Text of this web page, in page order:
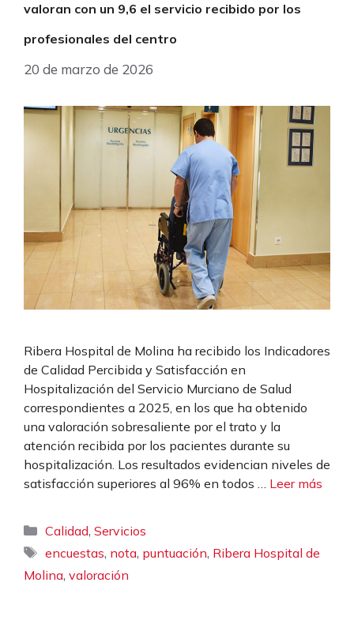
valoran con un 9,6 el servicio recibido por los
profesionales del centro
20 de marzo de 2026
Ribera Hospital de Molina ha recibido los Indicadores
de Calidad Percibida y Satisfacción en
Hospitalización del Servicio Murciano de Salud
correspondientes a 2025, en los que ha obtenido
una valoración sobresaliente por el trato y la
atención recibida por los pacientes durante su
hospitalización. Los resultados evidencian niveles de
satisfacción superiores al 96% en todos … Leer más
Categorías
Calidad,Servicios
Etiquetas
encuestas, nota, puntuación, Ribera Hospital de
Molina, valoración